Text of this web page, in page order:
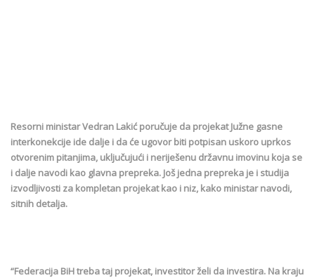
Resorni ministar Vedran Lakić poručuje da projekat Južne gasne
interkonekcije ide dalje i da će ugovor biti potpisan uskoro uprkos
otvorenim pitanjima, uključujući i neriješenu državnu imovinu koja se
i dalje navodi kao glavna prepreka. Još jedna prepreka je i studija
izvodljivosti za kompletan projekat kao i niz, kako ministar navodi,
sitnih detalja.
“Federacija BiH treba taj projekat, investitor želi da investira. Na kraju